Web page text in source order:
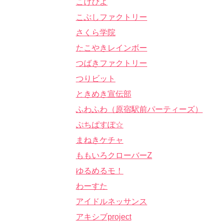
こぶしファクトリー
さくら学院
たこやきレインボー
つばきファクトリー
つりビット
ときめき宣伝部
ふわふわ（原宿駅前パーティーズ）
ぷちぱすぽ☆
まねきケチャ
ももいろクローバーZ
ゆるめるモ！
わーすた
アイドルネッサンス
アキシブproject